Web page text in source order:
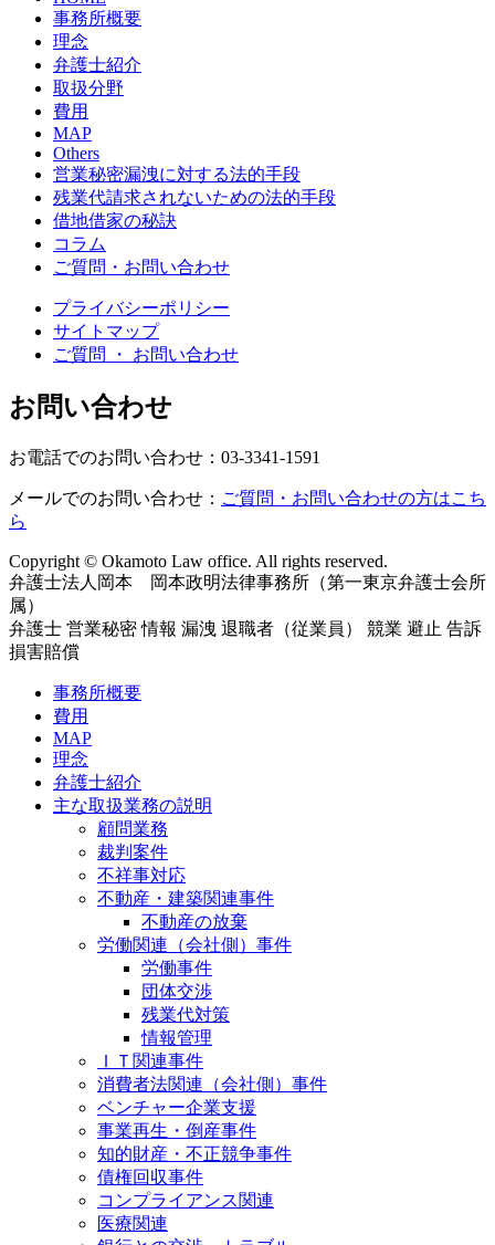
事務所概要
理念
弁護士紹介
取扱分野
費用
MAP
Others
営業秘密漏洩に対する法的手段
残業代請求されないための法的手段
借地借家の秘訣
コラム
ご質問・お問い合わせ
プライバシーポリシー
サイトマップ
ご質問 ・ お問い合わせ
お問い合わせ
お電話でのお問い合わせ：03-3341-1591
メールでのお問い合わせ： ご質問・お問い合わせの方はこち
ら
Copyright © Okamoto Law office. All rights reserved.
弁護士法人岡本 岡本政明法律事務所（第一東京弁護士会所
属）
弁護士 営業秘密 情報 漏洩 退職者（従業員） 競業 避止 告訴
損害賠償
事務所概要
費用
MAP
理念
弁護士紹介
主な取扱業務の説明
顧問業務
裁判案件
不祥事対応
不動産・建築関連事件
不動産の放棄
労働関連（会社側）事件
労働事件
団体交渉
残業代対策
情報管理
ＩＴ関連事件
消費者法関連（会社側）事件
ベンチャー企業支援
事業再生・倒産事件
知的財産・不正競争事件
債権回収事件
コンプライアンス関連
医療関連